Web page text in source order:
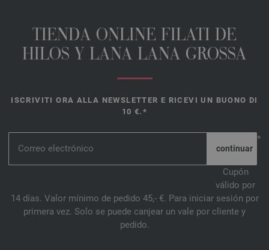
TIENDA ONLINE FILATI DE
HILOS Y LANA LANA GROSSA
ISCRIVITI ORA ALLA NEWSLETTER E RICEVI UN BUONO DI
10 €.*
*
Cupón
válido por
14 días. Valor mínimo de pedido 45,- €. Para iniciar sesión por
primera vez. Solo se puede canjear un vale por cliente y
pedido.